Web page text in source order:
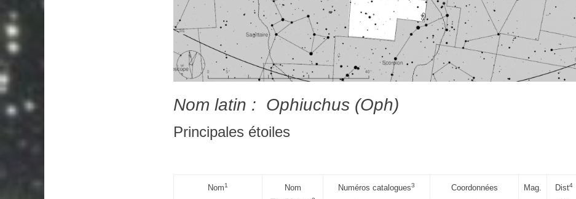
Nom latin : Ophiuchus (Oph)
Principales étoiles
Nom1
Nom
Numéros catalogues3 Coordonnées Mag. Dist4